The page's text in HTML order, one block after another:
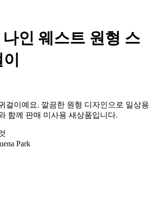
인 웨스트 원형 스
걸이예요. 깔끔한 원형 디자인으로 일상용
함께 판매 미사용 새상품입니다.
Park